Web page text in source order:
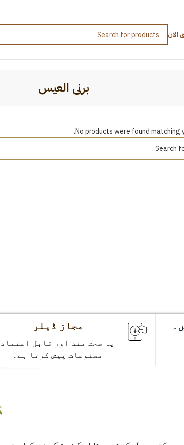
الان
برنی العیس
No products were found matching
مجاز ڈیلر
یہ صحت مند اور قابل اعتماد
مصنوعات پیش کرتا ہے۔